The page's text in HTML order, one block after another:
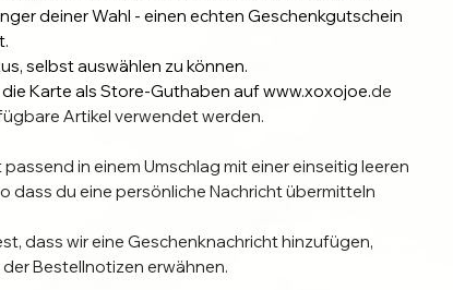
deiner Wahl - einen echten Geschenkgutschein
selbst auswählen zu können.
die Karte als Store-Guthaben auf www.xoxojoe.de
Artikel verwendet werden.
in einem Umschlag mit einer einseitig leeren
dass du eine persönliche Nachricht übermitteln
dass wir eine Geschenknachricht hinzufügen,
Bestellnotizen erwähnen.